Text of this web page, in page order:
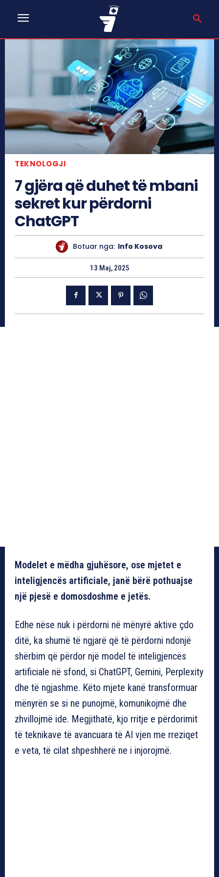
TEKNOLOGJI
7 gjëra që duhet të mbani
sekret kur përdorni
ChatGPT
Botuar nga: Info Kosova
13 Maj, 2025
Modelet e mëdha gjuhësore, ose mjetet e
inteligjencës artificiale, janë bërë pothuajse
një pjesë e domosdoshme e jetës.
Edhe nëse nuk i përdorni në mënyrë aktive çdo
ditë, ka shumë të ngjarë që të përdorni ndonjë
shërbim që përdor një model të inteligjencës
artificiale në sfond, si ChatGPT, Gemini, Perplexity
dhe të ngjashme. Këto mjete kanë transformuar
mënyrën se si ne punojmë, komunikojmë dhe
zhvillojmë ide. Megjithatë, kjo rritje e përdorimit
të teknikave të avancuara të AI vjen me rreziqet
e veta, të cilat shpeshherë ne i injorojmë.